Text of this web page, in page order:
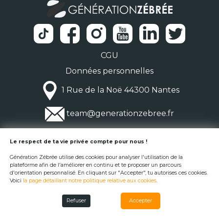
CGU
Données personnelles
1 Rue de la Noë 44300 Nantes
team@generationzebree.fr
© Génération Zébrée 2026
Le respect de ta vie privée compte pour nous !
Génération Zébrée utilise des cookies pour analyser l'utilisation de la
plateforme afin de l'améliorer en continu et te proposer un parcours
d'orientation personnalisé. En cliquant sur "Accepter", tu autorises ces cookies.
Voici la page détaillant notre politique relative aux cookies.
Refuser Accepter